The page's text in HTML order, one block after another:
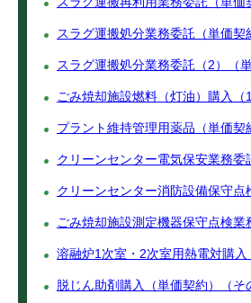
スラグ運搬処分業務委託（単価契
スラグ運搬処分業務委託（2）（単
ごみ焼却施設燃料（灯油）購入（
プラント維持管理用薬品（単価契
クリーンセンター電気保安業務委
クリーンセンター消防設備保守点
ごみ焼却施設測定機器保守点検業
溶融炉1次室・2次室用熱電対購入
脱じん助剤購入（単価契約）（そ